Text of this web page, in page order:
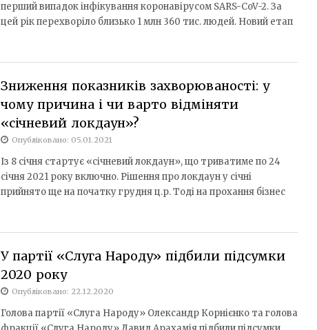
перший випадок інфікування коронавірусом SARS-CoV-2. За
цей рік перехворіло близько 1 млн 360 тис. людей. Новий етап
Зниження показників захворюваності: у
чому причина і чи варто відміняти
«січневий локдаун»?
Опубліковано: 05.01.2021
Із 8 січня стартує «січневий локдаун», що триватиме по 24
січня 2021 року включно. Рішення про локдаун у січні
прийнято ще на початку грудня ц.р. Тоді на прохання бізнес
У партії «Слуга Народу» підбили підсумки
2020 року
Опубліковано: 22.12.2020
Голова партії «Слуга Народу» Олександр Корнієнко та голова